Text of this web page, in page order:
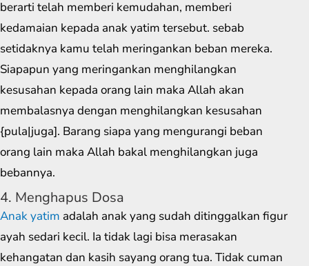
berarti telah memberi kemudahan, memberi
kedamaian kepada anak yatim tersebut. sebab
setidaknya kamu telah meringankan beban mereka.
Siapapun yang meringankan menghilangkan
kesusahan kepada orang lain maka Allah akan
membalasnya dengan menghilangkan kesusahan
{pula|juga]. Barang siapa yang mengurangi beban
orang lain maka Allah bakal menghilangkan juga
bebannya.
4. Menghapus Dosa
Anak yatim adalah anak yang sudah ditinggalkan figur
ayah sedari kecil. Ia tidak lagi bisa merasakan
kehangatan dan kasih sayang orang tua. Tidak cuman